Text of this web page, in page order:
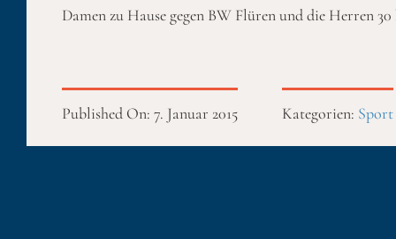
Damen zu Hause gegen BW Flüren und die Herren
Published On: 7. Januar 2015 Kategorien: Sport